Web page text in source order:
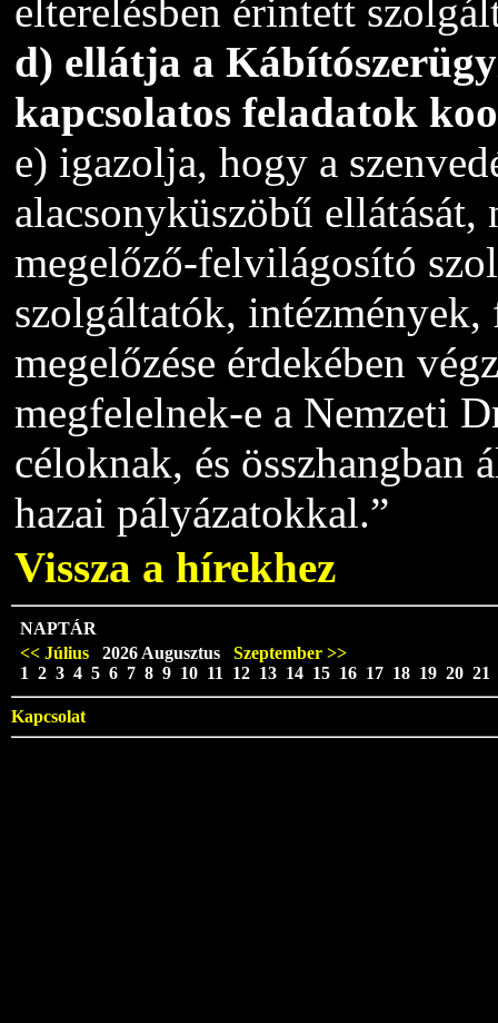
elterelésben érintett
d) ellátja a
kapcsolatos feladatok
e) igazolja, hogy a
alacsonyküszöbű
megelőző-felvilágosító
szolgáltatók, intézmények,
megelőzése érdekében
megfelelnek-e a Nemzeti
céloknak, és összhangban
hazai pályázatokkal.”
Vissza a hírekhez
NAPTÁR
<< Július 2026 Augusztus Szeptember >>
1 2 3 4 5 6 7 8 9 10 11 12 13 14 15 16 17 18 19 20
Kapcsolat